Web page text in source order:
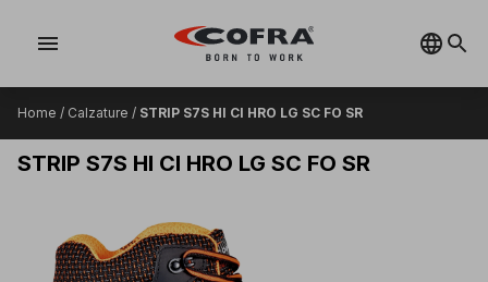
menu
Home / Calzature / STRIP S7S HI CI HRO LG SC FO SR
STRIP S7S HI CI HRO LG SC FO SR